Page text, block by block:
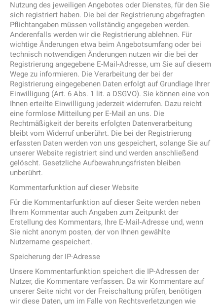
Nutzung des jeweiligen Angebotes oder Dienstes, für den Sie
sich registriert haben. Die bei der Registrierung abgefragten
Pflichtangaben müssen vollständig angegeben werden.
Anderenfalls werden wir die Registrierung ablehnen. Für
wichtige Änderungen etwa beim Angebotsumfang oder bei
technisch notwendigen Änderungen nutzen wir die bei der
Registrierung angegebene E-Mail-Adresse, um Sie auf diesem
Wege zu informieren. Die Verarbeitung der bei der
Registrierung eingegebenen Daten erfolgt auf Grundlage Ihrer
Einwilligung (Art. 6 Abs. 1 lit. a DSGVO). Sie können eine von
Ihnen erteilte Einwilligung jederzeit widerrufen. Dazu reicht
eine formlose Mitteilung per E-Mail an uns. Die
Rechtmäßigkeit der bereits erfolgten Datenverarbeitung
bleibt vom Widerruf unberührt. Die bei der Registrierung
erfassten Daten werden von uns gespeichert, solange Sie auf
unserer Website registriert sind und werden anschließend
gelöscht. Gesetzliche Aufbewahrungsfristen bleiben
unberührt.
Kommentarfunktion auf dieser Website
Für die Kommentarfunktion auf dieser Seite werden neben
Ihrem Kommentar auch Angaben zum Zeitpunkt der
Erstellung des Kommentars, Ihre E-Mail-Adresse und, wenn
Sie nicht anonym posten, der von Ihnen gewählte
Nutzername gespeichert.
Speicherung der IP-Adresse
Unsere Kommentarfunktion speichert die IP-Adressen der
Nutzer, die Kommentare verfassen. Da wir Kommentare auf
unserer Seite nicht vor der Freischaltung prüfen, benötigen
wir diese Daten, um im Falle von Rechtsverletzungen wie